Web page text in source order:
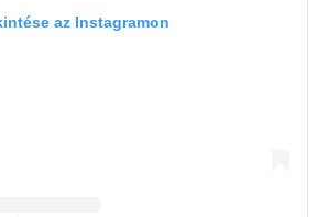
az Instagramon